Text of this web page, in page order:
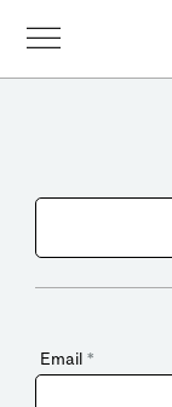
Email *